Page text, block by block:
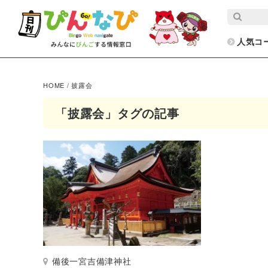
人気コ
HOME /披露会
「披露会」タグの記事
備後一宮吉備津神社